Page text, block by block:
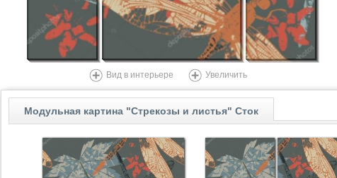
Вид в интерьере Увеличить
Модульная картина "Стрекозы и листья" Сток